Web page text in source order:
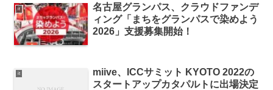
it
名古屋グランパス、クラウドファンデ
ィング「まちをグランパスで染めよう
2026」支援募集開始！
it
miive、ICCサミット KYOTO 2022の
スタートアップカタパルトに出場決定